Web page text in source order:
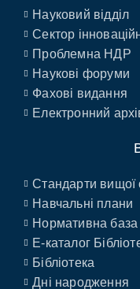
Науковий відділ
Сектор
Проблемна НДР
Наукові форуми
Фахові видання
Електронний
Стандарти вищої
Навчальні плани
Нормативна база
E-каталог
Бібліотека
Дні народження